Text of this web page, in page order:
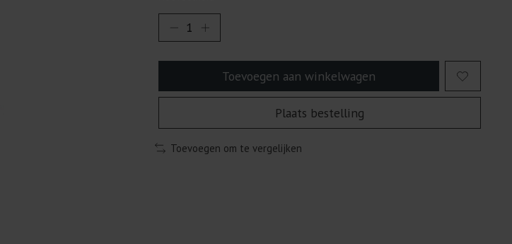
Toevoegen aan winkelwagen
Plaats bestelling
Toevoegen om te vergelijken